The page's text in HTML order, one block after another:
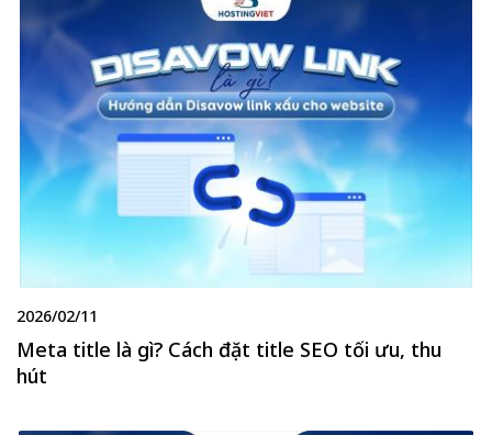
2026/02/11
Meta title là gì? Cách đặt title SEO tối ưu, thu
hút